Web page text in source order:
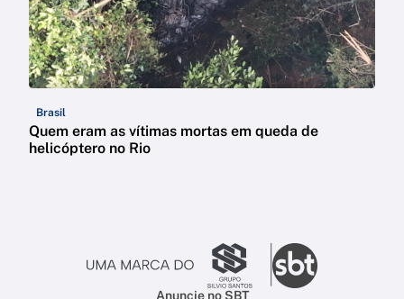
Brasil
Quem eram as vítimas mortas em queda de
helicóptero no Rio
Anuncie no SBT